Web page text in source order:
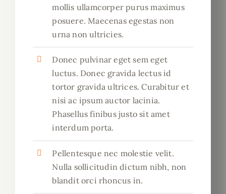
mollis ullamcorper purus maximus
posuere. Maecenas egestas non
urna non ultricies.
Donec pulvinar eget sem eget
luctus. Donec gravida lectus id
tortor gravida ultrices. Curabitur et
nisi ac ipsum auctor lacinia.
Phasellus finibus justo sit amet
interdum porta.
Pellentesque nec molestie velit.
Nulla sollicitudin dictum nibh, non
blandit orci rhoncus in.